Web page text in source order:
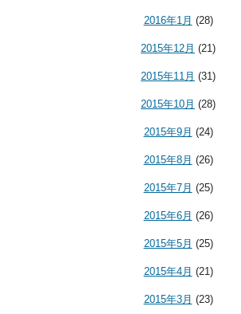
2016年1月 (28)
2015年12月 (21)
2015年11月 (31)
2015年10月 (28)
2015年9月 (24)
2015年8月 (26)
2015年7月 (25)
2015年6月 (26)
2015年5月 (25)
2015年4月 (21)
2015年3月 (23)